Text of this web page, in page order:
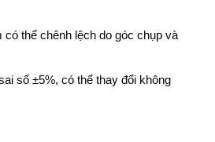
có thể chênh lệch do góc chụp và
số ±5%, có thể thay đổi không